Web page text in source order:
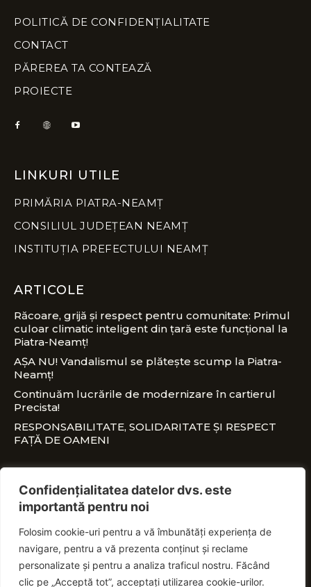
Confidențialitatea datelor dvs. este
importantă pentru noi
Folosim cookie-uri pentru a vă îmbunătăți experiența de
navigare, pentru a vă prezenta conținut și reclame
personalizate și pentru a analiza traficul nostru. Făcând
clic pe „Acceptă tot”, acceptați utilizarea cookie-urilor.
POLITICĂ DE CONFIDENȚIALITATE
CONTACT
PĂREREA TA CONTEAZĂ
PROIECTE
LINKURI UTILE
PRIMĂRIA PIATRA-NEAMȚ
CONSILIUL JUDEȚEAN NEAMȚ
INSTITUȚIA PREFECTULUI NEAMȚ
ARTICOLE
Răcoare, grijă și respect pentru comunitate: Primul
culoar climatic inteligent din țară este funcțional la
Piatra-Neamț!
AȘA NU! Vandalismul se plătește scump la Piatra-
Neamț!
Continuăm lucrările de modernizare în cartierul
Precista!
RESPONSABILITATE, SOLIDARITATE ȘI RESPECT
FAȚĂ DE OAMENI
CONTACT
office@nitaadrian.ro
0728 460 750
PSD Piatra-Neamț, Piața Ștefan cel Mare, nr.